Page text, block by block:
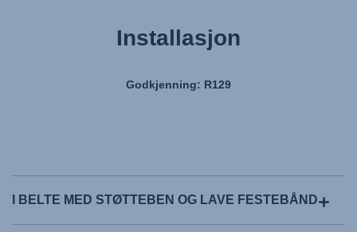
Installasjon
Godkjenning: R129
I BELTE MED STØTTEBEN OG LAVE FESTEBÅND